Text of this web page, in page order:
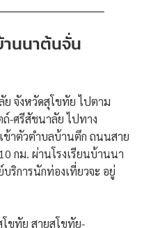
านนาต้นจั่น
ย จังหวัดสุโขทัย ไปตาม
-ศรีสัชนาลัย ไปทาง
ข้าตัวตำบลบ้านตึก ถนนสาย
กม. ผ่านโรงเรียนบ้านนา
ริการนักท่องเที่ยวจะ อยู่
ขทัย สายสุโขทัย-